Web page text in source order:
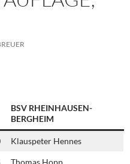
BSV RHEINHAUSEN-
BERGHEIM
Klauspeter Hennes
Thomas Hopp